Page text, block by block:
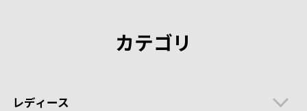
カテゴリ
レディース